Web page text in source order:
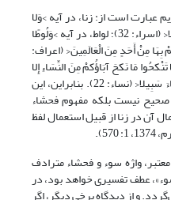
عبارت است از: زنا، در آیه >وَلا
تَقْرَبُوا الزِّنَا إِنَّهُ کانَ فَاحِشَةً وَسَاءَ سَبِیلا< (اسراء: 32)؛ لواط، در آیه >وَلُوطًا
بِهَا مِنْ أَحَدٍ مِنَ الْعَالَمِینَ< (اعراف:
مَا نَکحَ آبَاؤُکمْ مِنَ النِّسَاءِ إِلا
مَا قَدْ سَلَفَ إِنَّهُ کانَ فَاحِشَةً وَمَقْتًا وَسَاءَ سَبِیلا< (نساء: 22). بنابراین، این
نیست بلکه مفهوم فحشاء
آن در زنا از قبیل استعمال لفظ
واژه سوء و فحشاء مترادف
عطف تفسیری خواهد بود، در